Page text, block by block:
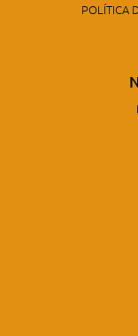
POLÍTICA